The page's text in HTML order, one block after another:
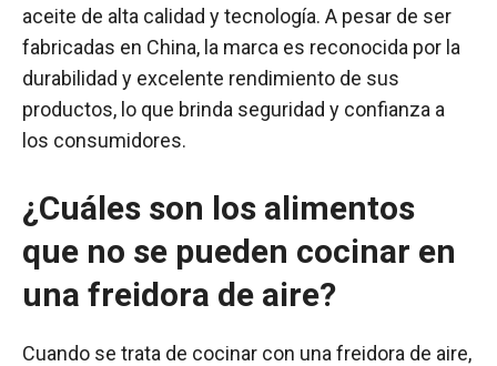
aceite de alta calidad y tecnología. A pesar de ser
fabricadas en China, la marca es reconocida por la
durabilidad y excelente rendimiento de sus
productos, lo que brinda seguridad y confianza a
los consumidores.
¿Cuáles son los alimentos
que no se pueden cocinar en
una freidora de aire?
Cuando se trata de cocinar con una freidora de aire,